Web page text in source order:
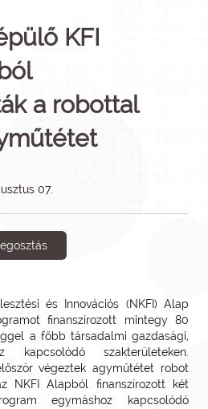
KFI
a robottal
07.
és Innovációs (NKFI) Alap
finanszírozott mintegy 80
a főbb társadalmi gazdasági,
kapcsolódó szakterületeken.
végeztek agyműtétet robot
NKFI Alapból finanszírozott két
egymáshoz kapcsolódó